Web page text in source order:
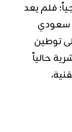
فلم يعد
سعودي
توطين
حالياً